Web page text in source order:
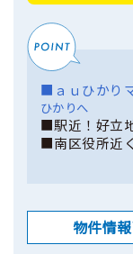
■ａｕひかり
ひかりへ
■駅近！好立
■南区役所近
物件情